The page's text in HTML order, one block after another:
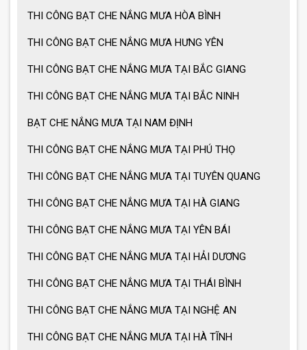
Ô dù che nắng mưa loại lớn
NHẤT 2021
THI CÔNG BẠT CHE NẮNG MƯA HÒA BÌNH
THI CÔNG BẠT CHE NẮNG MƯA HƯNG YÊN
THI CÔNG BẠT CHE NẮNG MƯA TẠI BẮC GIANG
THI CÔNG BẠT CHE NẮNG MƯA TẠI BẮC NINH
BẠT CHE NẮNG MƯA TẠI NAM ĐỊNH
THI CÔNG BẠT CHE NẮNG MƯA TẠI PHÚ THỌ
THI CÔNG BẠT CHE NẮNG MƯA TẠI TUYÊN QUANG
THI CÔNG BẠT CHE NẮNG MƯA TẠI HÀ GIANG
THI CÔNG BẠT CHE NẮNG MƯA TẠI YÊN BÁI
THI CÔNG BẠT CHE NẮNG MƯA TẠI HẢI DƯƠNG
THI CÔNG BẠT CHE NẮNG MƯA TẠI THÁI BÌNH
THI CÔNG BẠT CHE NẮNG MƯA TẠI NGHỆ AN
THI CÔNG BẠT CHE NẮNG MƯA TẠI HÀ TĨNH